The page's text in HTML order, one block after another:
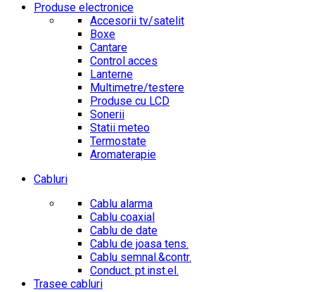
Produse electronice
Accesorii tv/satelit
Boxe
Cantare
Control acces
Lanterne
Multimetre/testere
Produse cu LCD
Sonerii
Statii meteo
Termostate
Aromaterapie
Cabluri
Cablu alarma
Cablu coaxial
Cablu de date
Cablu de joasa tens.
Cablu semnal.&contr.
Conduct. pt.inst.el.
Trasee cabluri